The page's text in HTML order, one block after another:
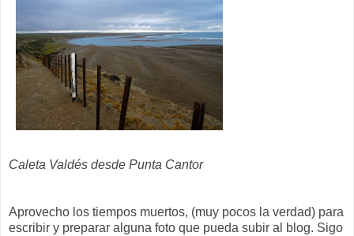
Caleta Valdés desde Punta Cantor
Aprovecho los tiempos muertos, (muy pocos la verdad) para
escribir y preparar alguna foto que pueda subir al blog. Sigo